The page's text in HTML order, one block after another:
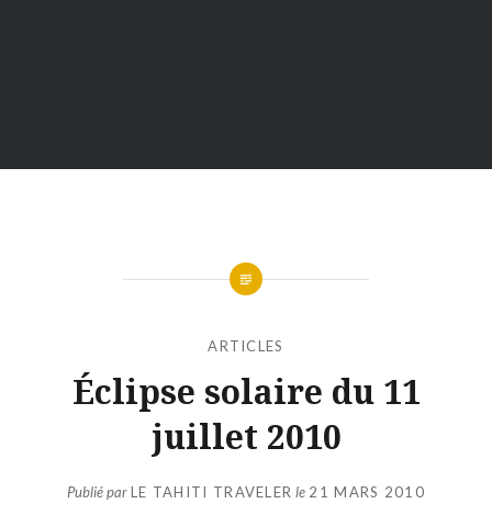
ARTICLES
Éclipse solaire du 11
juillet 2010
Publié parLE TAHITI TRAVELER le 21 MARS 2010